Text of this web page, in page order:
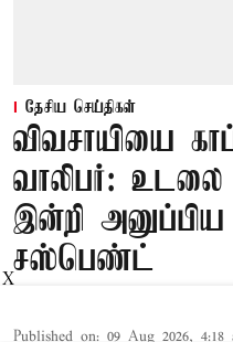
தேசிய செய்திகள்
விவசாயியை
வாலிபர்: உடலை
இன்றி அனுப்பிய
சஸ்பெண்ட்
Published on: 09 Aug 2026, 4:18
X